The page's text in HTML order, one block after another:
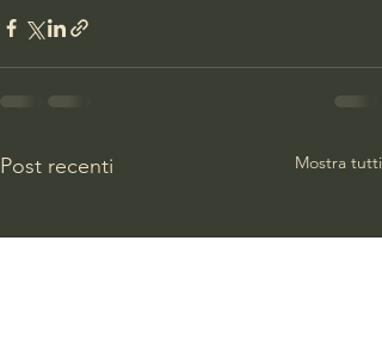
Post recenti Mostra tutti